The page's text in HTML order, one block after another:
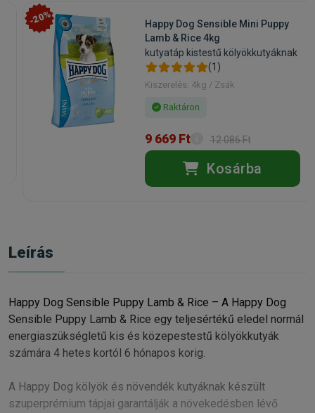
-20%
Happy Dog Sensible Mini Puppy
Lamb & Rice 4kg
kutyatáp kistestű kölyökkutyáknak
(1)
Kiszerelés: 4kg / Zsák
Raktáron
9 669 Ft 12 086 Ft
Kosárba
Leírás
Happy Dog Sensible Puppy Lamb & Rice – A Happy Dog
Sensible Puppy Lamb & Rice egy teljesértékű eledel normál
energiaszükségletű kis és közepestestű kölyökkutyák
számára 4 hetes kortól 6 hónapos korig.
A Happy Dog kölyök és növendék kutyáknak készült
szuperprémium tápjai garantálják a növekedésben lévő